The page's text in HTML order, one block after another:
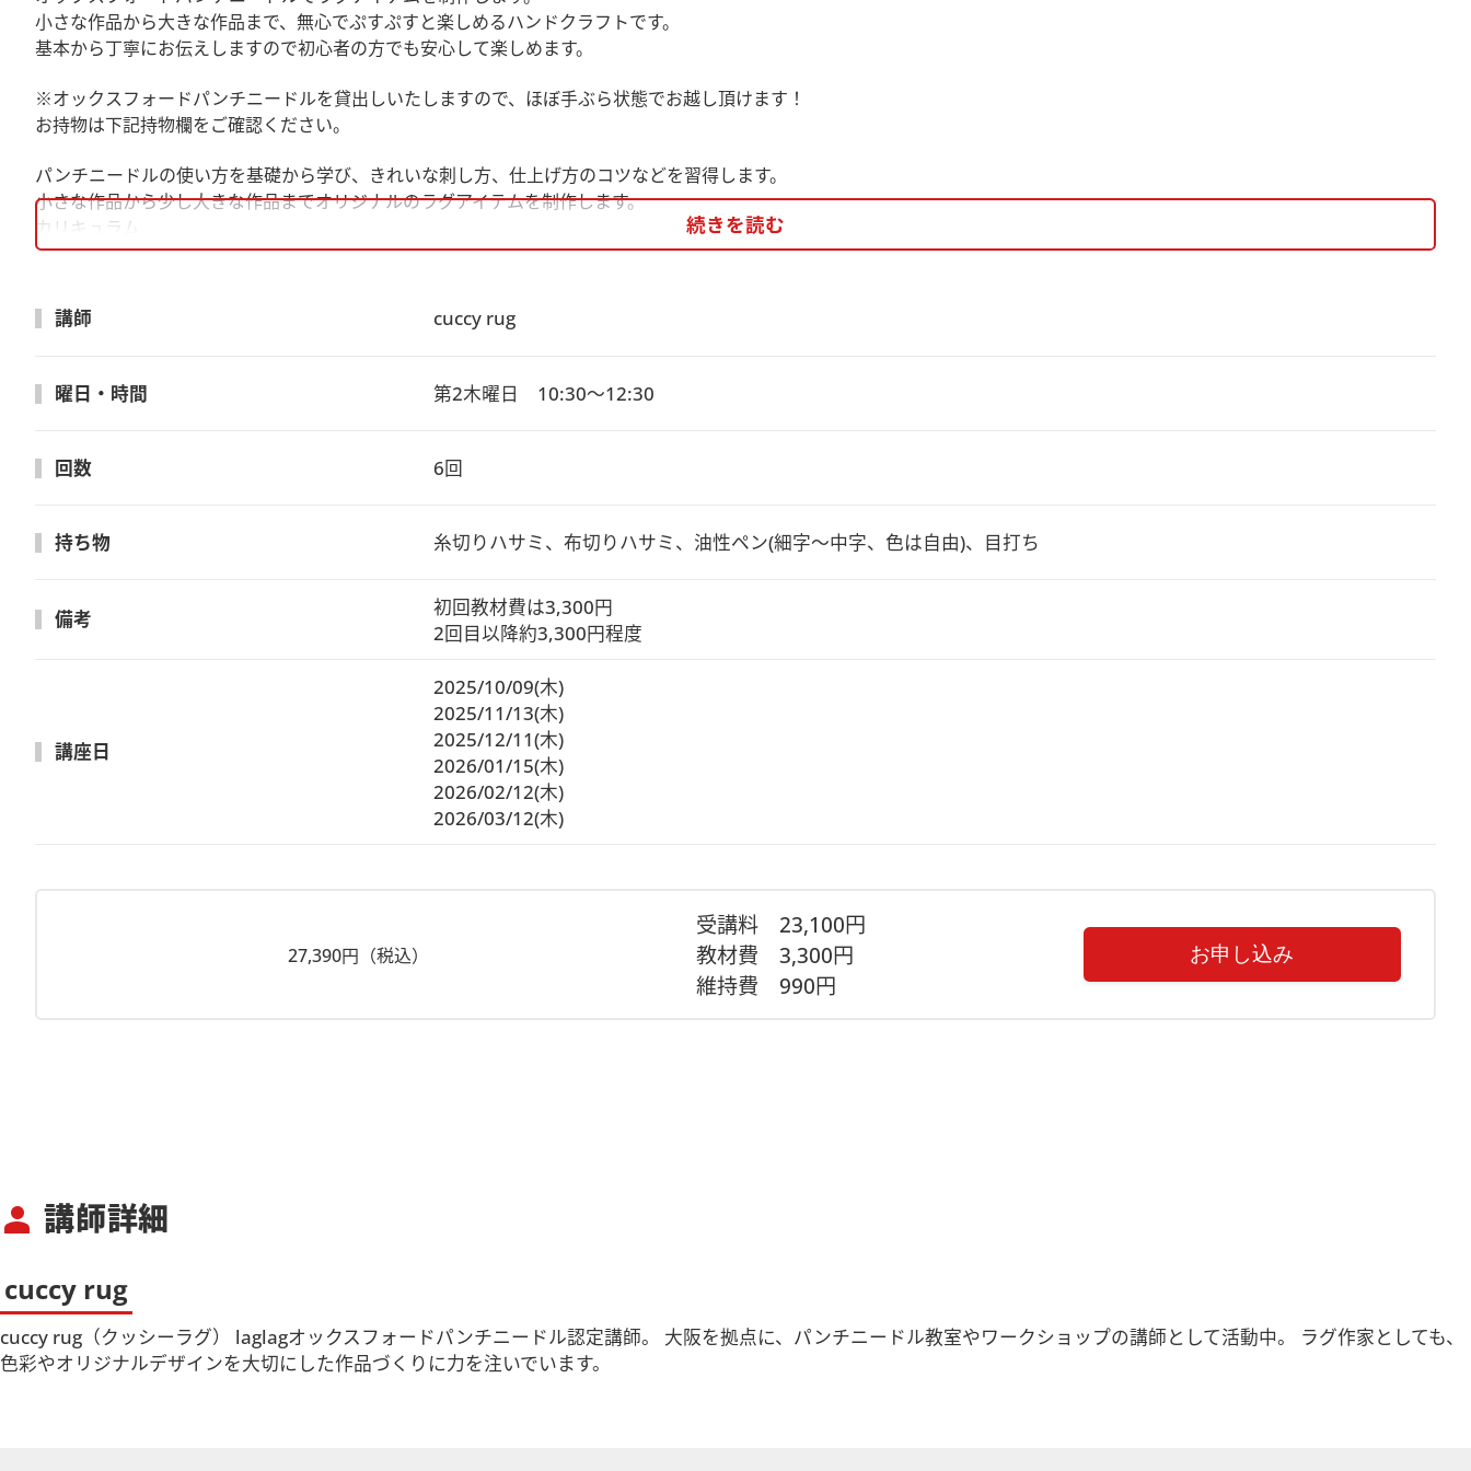
小さな作品から大きな作品まで、無心でぷすぷすと楽しめるハンドクラフトです。
基本から丁寧にお伝えしますので初心者の方でも安心して楽しめます。
※オックスフォードパンチニードルを貸出しいたしますので、ほぼ手ぶら状態でお越し頂けます！
お持物は下記持物欄をご確認ください。
パンチニードルの使い方を基礎から学び、きれいな刺し方、仕上げ方のコツなどを習得します。
小さな作品から少し大きな作品までオリジナルのラグアイテムを制作します。
カリキュラム
1回目：六角形ミニラグ
4回目：ふわふわもこもこのブローチ
5～6回目：ラグポーチ
PMクラスはこちら
続きを読む
講師 cuccy rug
曜日・時間 第2木曜日　10:30～12:30
回数 6回
持ち物 糸切りハサミ、布切りハサミ、油性ペン(細字～中字、色は自由)、目打ち
備考
初回教材費は3,300円
2回目以降約3,300円程度
講座日
2025/10/09(木)
2025/11/13(木)
2025/12/11(木)
2026/01/15(木)
2026/02/12(木)
2026/03/12(木)
27,390円（税込）
受講料 23,100円
教材費3,300円
維持費 990円
お申し込み
person 講師詳細
cuccy rug
cuccy rug（クッシーラグ） laglagオックスフォードパンチニードル認定講師。 大阪を拠点に、パンチニードル教室やワークショップの講師として活動中。 ラグ作家としても、
色彩やオリジナルデザインを大切にした作品づくりに力を注いでいます。